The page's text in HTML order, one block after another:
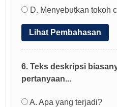
D. Menyebutkan tokoh
Lihat Pembahasan
6. Teks deskripsi
pertanyaan...
A. Apa yang terjadi?